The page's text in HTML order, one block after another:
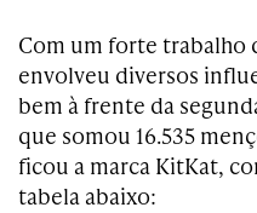
Com um forte trabalho
envolveu diversos
bem à frente da
que somou 16.535
ficou a marca KitKat,
tabela abaixo: